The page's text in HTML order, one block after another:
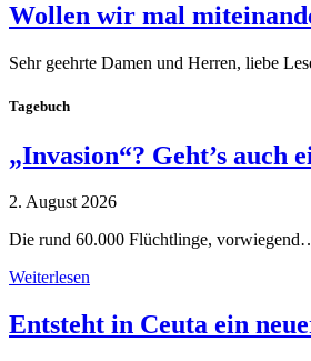
Wollen wir mal
Sehr geehrte Damen und Herren, liebe
Tagebuch
„Invasion“? Geht’s auch
2. August 2026
Die rund 60.000 Flüchtlinge,
Weiterlesen
Entsteht in Ceuta ein